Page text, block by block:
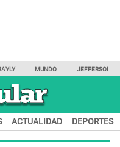
MUNDO JEFFERSON
ACTUALIDAD DEPORTES